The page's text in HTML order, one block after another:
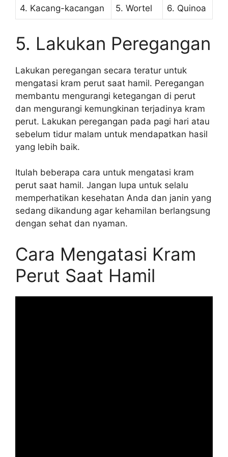
4. Kacang-kacangan 5. Wortel 6. Quinoa
5. Lakukan Peregangan
Lakukan peregangan secara teratur untuk
mengatasi kram perut saat hamil. Peregangan
membantu mengurangi ketegangan di perut
dan mengurangi kemungkinan terjadinya kram
perut. Lakukan peregangan pada pagi hari atau
sebelum tidur malam untuk mendapatkan hasil
yang lebih baik.
Itulah beberapa cara untuk mengatasi kram
perut saat hamil. Jangan lupa untuk selalu
memperhatikan kesehatan Anda dan janin yang
sedang dikandung agar kehamilan berlangsung
dengan sehat dan nyaman.
Cara Mengatasi Kram
Perut Saat Hamil